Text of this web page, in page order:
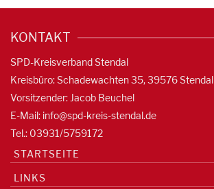
KONTAKT
SPD-Kreisverband Stendal
Kreisbüro: Schadewachten 35, 39576 Stendal
Vorsitzender: Jacob Beuchel
E-Mail: info@spd-kreis-stendal.de
Tel.: 03931/5759172
STARTSEITE
LINKS